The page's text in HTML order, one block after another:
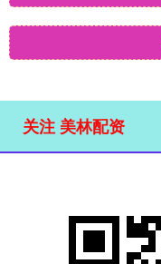
关注 美林配资